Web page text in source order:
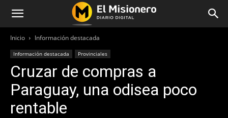
Inicio Información destacada
Información destacada Provinciales
Cruzar de compras a
Paraguay, una odisea poco
rentable